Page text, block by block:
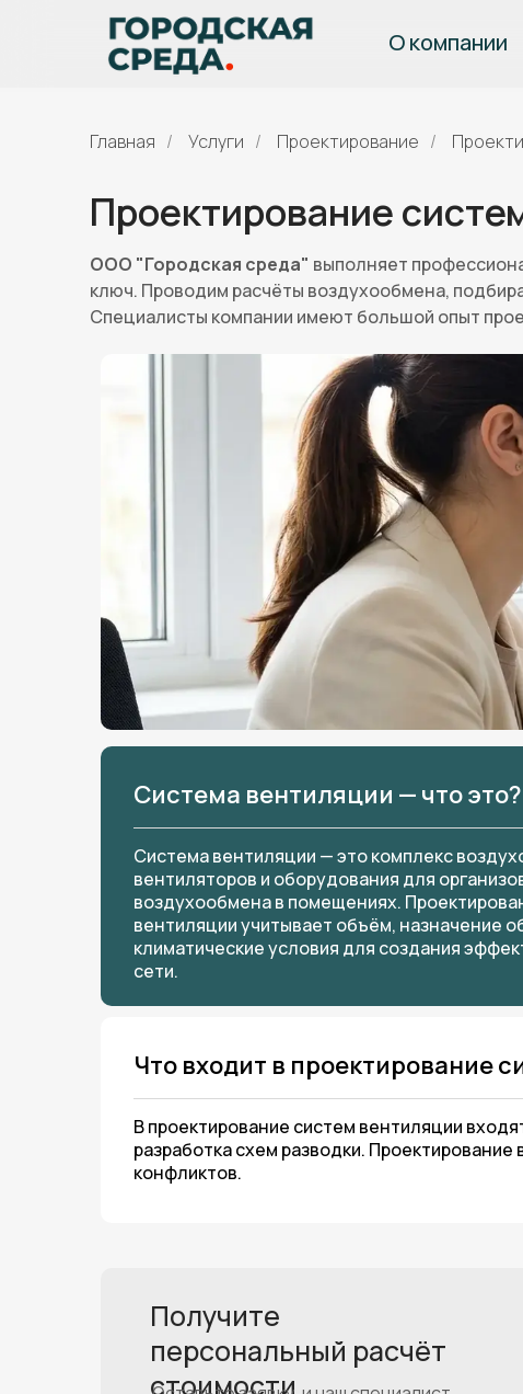
О компании
Главная / Услуги / Проектирование /
Проектирование
ООО "Городская среда" выполняет
ключ. Проводим расчёты воздухообмена,
Специалисты компании имеют большой опыт
Система вентиляции — что это?
Система вентиляции — это комплекс
вентиляторов и оборудования для
воздухообмена в помещениях.
вентиляции учитывает объём, назначение
климатические условия для создания
сети.
Что входит в проектирование
В проектирование систем вентиляции
разработка схем разводки.
конфликтов.
Получите
персональный расчёт
стоимости